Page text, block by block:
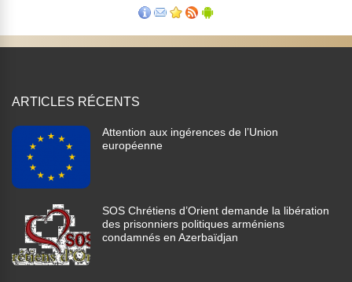
ARTICLES RÉCENTS
Attention aux ingérences de l’Union
européenne
SOS Chrétiens d’Orient demande la libération
des prisonniers politiques arméniens
condamnés en Azerbaïdjan